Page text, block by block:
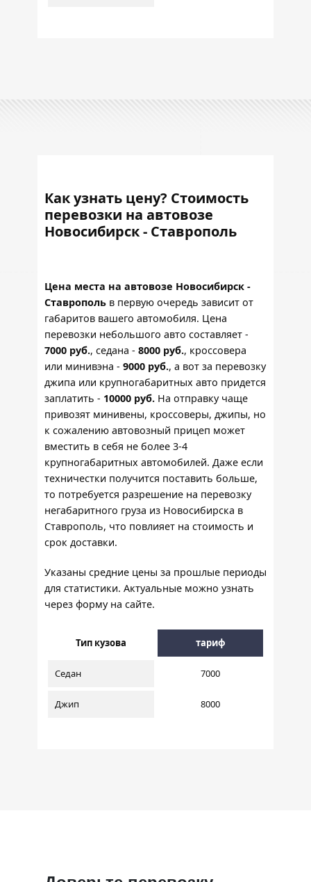
Как узнать цену? Стоимость
перевозки на автовозе
Новосибирск - Ставрополь
Цена места на автовозе Новосибирск -
Ставрополь в первую очередь зависит от
габаритов вашего автомобиля. Цена
перевозки небольшого авто составляет -
7000 руб., седана - 8000 руб., кроссовера
или минивэна - 9000 руб., а вот за перевозку
джипа или крупногабаритных авто придется
заплатить - 10000 руб. На отправку чаще
привозят минивены, кроссоверы, джипы, но
к сожалению автовозный прицеп может
вместить в себя не более 3-4
крупногабаритных автомобилей. Даже если
техничестки получится поставить больше,
то потребуется разрешение на перевозку
негабаритного груза из Новосибирска в
Ставрополь, что повлияет на стоимость и
срок доставки.
Указаны средние цены за прошлые периоды
для статистики. Актуальные можно узнать
через форму на сайте.
Тип кузова тариф
Седан 7000
Джип 8000